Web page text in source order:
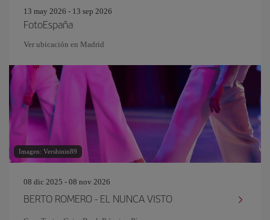
13 may 2026 - 13 sep 2026
FotoEspaña
Ver ubicación en Madrid
Imagen: Vershinin89
08 dic 2025 - 08 nov 2026
BERTO ROMERO - EL NUNCA VISTO